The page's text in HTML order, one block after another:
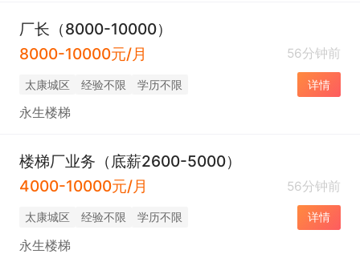
厂长（8000-10000）
8000-10000元/月
56分钟前
太康城区 经验不限 学历不限 详情
永生楼梯
楼梯厂业务（底薪2600-5000）
4000-10000元/月
56分钟前
太康城区 经验不限 学历不限 详情
永生楼梯